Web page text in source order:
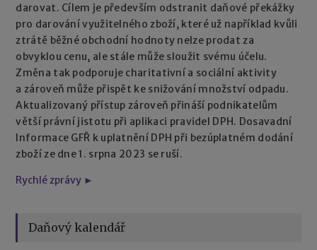
darovat. Cílem je především odstranit daňové překážky
pro darování využitelného zboží, které už například kvůli
ztrátě běžné obchodní hodnoty nelze prodat za
obvyklou cenu, ale stále může sloužit svému účelu.
Změna tak podporuje charitativní a sociální aktivity
a zároveň může přispět ke snižování množství odpadu.
Aktualizovaný přístup zároveň přináší podnikatelům
větší právní jistotu při aplikaci pravidel DPH. Dosavadní
Informace GFŘ k uplatnění DPH při bezúplatném dodání
zboží ze dne 1. srpna 2023 se ruší.
Rychlé zprávy ►
Daňový kalendář